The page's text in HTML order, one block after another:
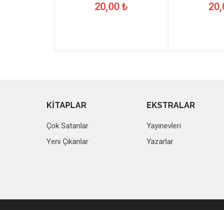
20,00 ₺
KİTAPLAR
Çok Satanlar
Yeni Çıkanlar
EKSTRALAR
Yayınevleri
Yazarlar